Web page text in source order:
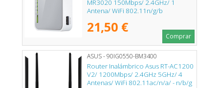
MR3020 150Mbps/ 2.4GHz/ 1
Antena/ WiFi 802.11n/g/b
21,50 €
Comprar
ASUS - 90IG0550-BM3400
Router Inalámbrico Asus RT-AC1200
V2/ 1200Mbps/ 2.4GHz 5GHz/ 4
Antenas/ WiFi 802.11ac/n/a/ - n/b/g